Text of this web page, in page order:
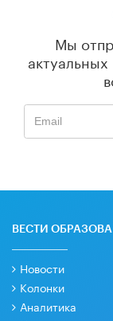
Мы
ВЕСТИ
Новости
Колонки
Аналитика